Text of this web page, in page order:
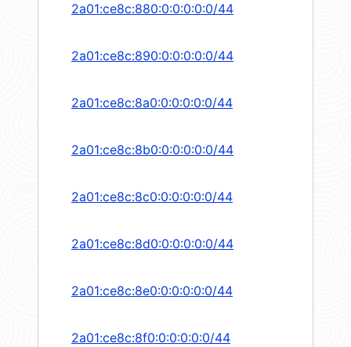
2a01:ce8c:880:0:0:0:0:0/44
2a01:ce8c:890:0:0:0:0:0/44
2a01:ce8c:8a0:0:0:0:0:0/44
2a01:ce8c:8b0:0:0:0:0:0/44
2a01:ce8c:8c0:0:0:0:0:0/44
2a01:ce8c:8d0:0:0:0:0:0/44
2a01:ce8c:8e0:0:0:0:0:0/44
2a01:ce8c:8f0:0:0:0:0:0/44